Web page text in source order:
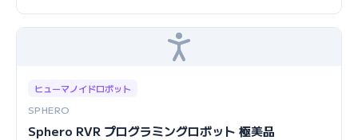
ヒューマノイドロボット
SPHERO
Sphero RVR プログラミングロボット 極美品